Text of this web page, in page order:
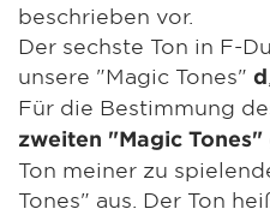
beschrieben vor.
Der sechste Ton in F-
unsere "Magic Tones" d
Für die Bestimmung
zweiten "Magic Tones"
Ton meiner zu
Tones" aus. Der Ton